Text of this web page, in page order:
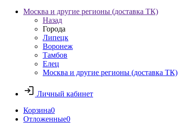
Москва и другие регионы (доставка ТК)
Назад
Города
Липецк
Воронеж
Тамбов
Елец
Москва и другие регионы (доставка ТК)
Личный кабинет
Корзина0
Отложенные0